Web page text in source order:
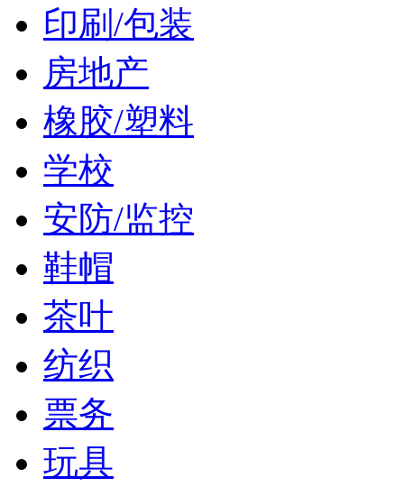
印刷/包装
房地产
橡胶/塑料
学校
安防/监控
鞋帽
茶叶
纺织
票务
玩具